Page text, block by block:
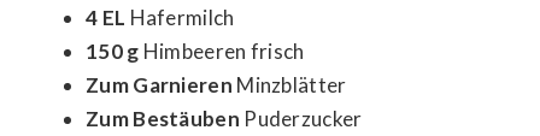
4 EL Hafermilch
150 g Himbeeren frisch
Zum Garnieren Minzblätter
Zum Bestäuben Puderzucker